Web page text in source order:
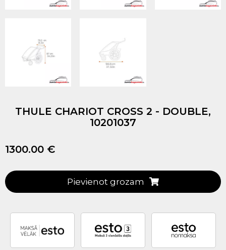
THULE CHARIOT CROSS 2 - DOUBLE,
10201037
1300.00 €
Pievienot grozam